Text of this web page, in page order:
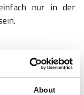
About
nur in der
us sassuolo calcio!
Highlights